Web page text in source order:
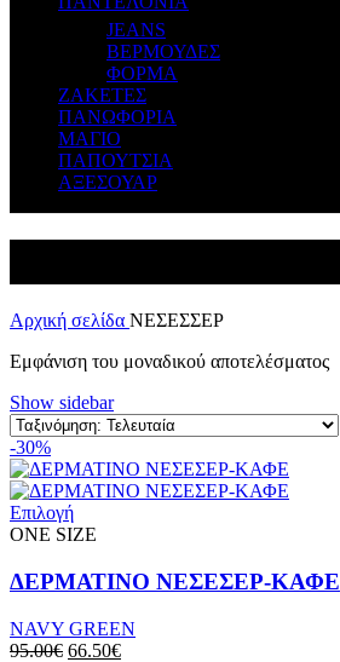
JEANS
ΒΕΡΜΟΥΔΕΣ
ΦΟΡΜΑ
ΖΑΚΕΤΕΣ
ΠΑΝΩΦΟΡΙΑ
ΜΑΓΙΟ
ΠΑΠΟΥΤΣΙΑ
ΑΞΕΣΟΥΑΡ
Αρχική σελίδα ΝΕΣΕΣΣΕΡ
Εμφάνιση του μοναδικού αποτελέσματος
Show sidebar
-30%
Επιλογή
ONE SIZE
ΔΕΡΜΑΤΙΝΟ ΝΕΣΕΣΕΡ-ΚΑΦΕ
NAVY GREEN
95.00€ 66.50€